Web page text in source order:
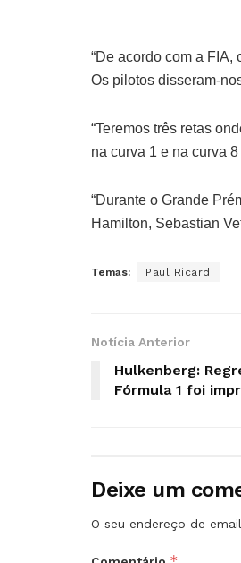
“De acordo com a
Os pilotos disseram-
“Teremos três retas
na curva 1 e na curva
“Durante o Grande
Hamilton, Sebastian
Temas: Paul Ricard
Notícia Anterior
Hulkenberg:
Fórmula 1 foi
Deixe um
O seu endereço de